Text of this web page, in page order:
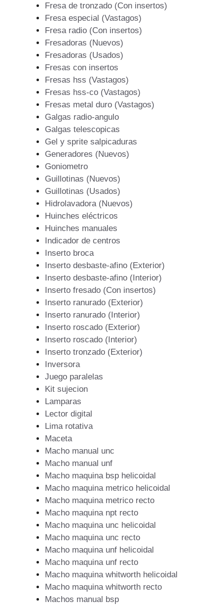
Fresa de tronzado (Con insertos)
Fresa especial (Vastagos)
Fresa radio (Con insertos)
Fresadoras (Nuevos)
Fresadoras (Usados)
Fresas con insertos
Fresas hss (Vastagos)
Fresas hss-co (Vastagos)
Fresas metal duro (Vastagos)
Galgas radio-angulo
Galgas telescopicas
Gel y sprite salpicaduras
Generadores (Nuevos)
Goniometro
Guillotinas (Nuevos)
Guillotinas (Usados)
Hidrolavadora (Nuevos)
Huinches eléctricos
Huinches manuales
Indicador de centros
Inserto broca
Inserto desbaste-afino (Exterior)
Inserto desbaste-afino (Interior)
Inserto fresado (Con insertos)
Inserto ranurado (Exterior)
Inserto ranurado (Interior)
Inserto roscado (Exterior)
Inserto roscado (Interior)
Inserto tronzado (Exterior)
Inversora
Juego paralelas
Kit sujecion
Lamparas
Lector digital
Lima rotativa
Maceta
Macho manual unc
Macho manual unf
Macho maquina bsp helicoidal
Macho maquina metrico helicoidal
Macho maquina metrico recto
Macho maquina npt recto
Macho maquina unc helicoidal
Macho maquina unc recto
Macho maquina unf helicoidal
Macho maquina unf recto
Macho maquina whitworth helicoidal
Macho maquina whitworth recto
Machos manual bsp